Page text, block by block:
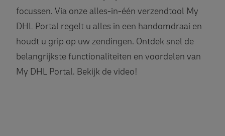
focussen. Via onze alles-in-één verzendtool My
DHL Portal regelt u alles in een handomdraai en
houdt u grip op uw zendingen. Ontdek snel de
belangrijkste functionaliteiten en voordelen van
My DHL Portal. Bekijk de video!